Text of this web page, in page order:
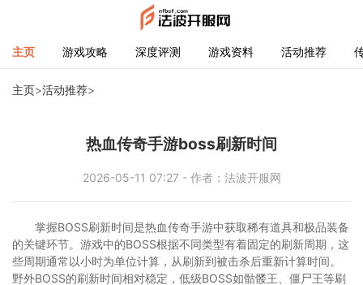
主页 游戏攻略 深度评测 游戏资料 活动推荐
主页>活动推荐>
热血传奇手游boss刷新时间
2026-05-11 07:27 - 作者：法波开服网
掌握BOSS刷新时间是热血传奇手游中获取稀有道具和极品装备
的关键环节。游戏中的BOSS根据不同类型有着固定的刷新周期，这
些周期通常以小时为单位计算，从刷新到被击杀后重新计算时间。
野外BOSS的刷新时间相对稳定，低级BOSS如骷髅王、僵尸王等刷